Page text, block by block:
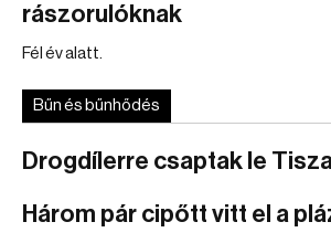
rászorulóknak
Fél év alatt.
Bűn és bűnhődés
Drogdílerre csaptak le
Három pár cipőtt vitt el a